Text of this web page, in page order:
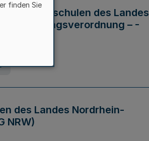
der Hochschulen des Landes
– -
des Landes Nordrhein-
NRW)
finden Sie